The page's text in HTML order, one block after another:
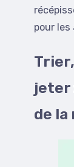
pour
jeter
de la